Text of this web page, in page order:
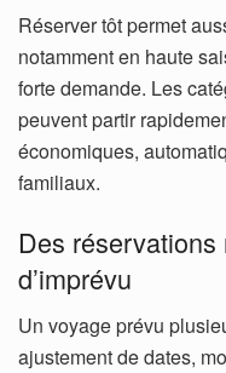
Réserver tôt permet
notamment en haute
forte demande. Les
peuvent partir
économiques,
familiaux.
Des
d’imprévu
Un voyage prévu
ajustement de dates,